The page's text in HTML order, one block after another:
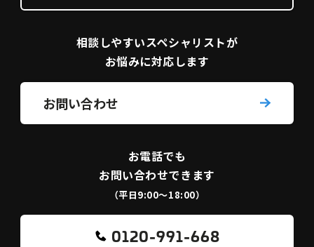
相談しやすいスペシャリストが
お悩みに対応します
お問い合わせ
お電話でも
お問い合わせできます
（平日9:00〜18:00）
0120-991-668